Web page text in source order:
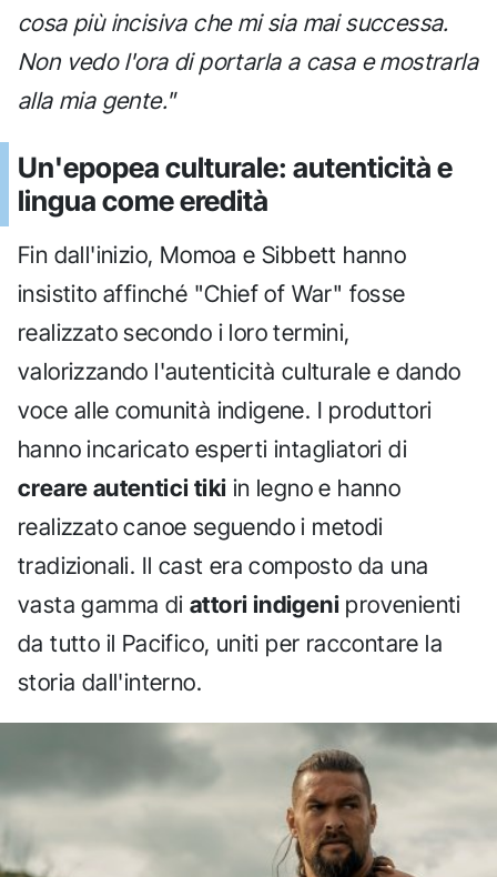
cosa più incisiva che mi sia mai successa.
Non vedo l'ora di portarla a casa e mostrarla
alla mia gente."
Un'epopea culturale: autenticità e
lingua come eredità
Fin dall'inizio, Momoa e Sibbett hanno
insistito affinché "Chief of War" fosse
realizzato secondo i loro termini,
valorizzando l'autenticità culturale e dando
voce alle comunità indigene. I produttori
hanno incaricato esperti intagliatori di
creare autentici tiki in legno e hanno
realizzato canoe seguendo i metodi
tradizionali. Il cast era composto da una
vasta gamma di attori indigeni provenienti
da tutto il Pacifico, uniti per raccontare la
storia dall'interno.